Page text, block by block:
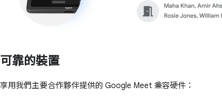
可靠的裝置
享用我們主要合作夥伴提供的 Google Meet 兼容硬件：